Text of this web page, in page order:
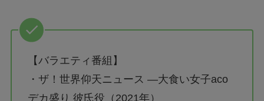
【バラエティ番組】
・ザ！世界仰天ニュース ―大食い女子aco
デカ盛り 彼氏役（2021年）